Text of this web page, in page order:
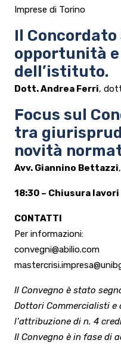
Imprese di Torino
Il
opportunità
dell’istituto.
Dott. Andrea Ferri,
Focus sul
tra
novità
Avv. Giannino Bettazzi
18:30 – Chiusura
CONTATTI
Per informazioni:
convegni@abilio.com
Il Convegno è stato
Dottori Commercialisti e
l’attribuzione di n. 4
Il Convegno è in fase di